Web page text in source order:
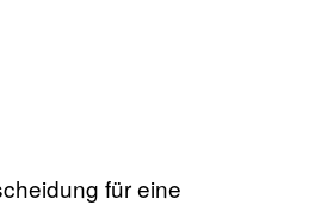
für eine